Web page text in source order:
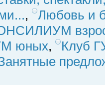
,
Любовь и
юных,
Клуб